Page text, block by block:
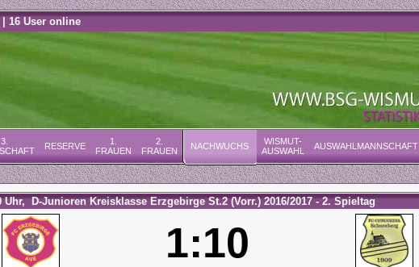
| 16 User online
3.
RESERVE
1.
FRAUEN
2.
FRAUEN
NACHWUCHS
WISMUT-
AUSWAHL
AUSWAHLMANNSCHAFT
Uhr, D-Junioren Kreisklasse Erzgebirge St.2 (Vorr.) 2016/2017 - 2. Spieltag
1:10